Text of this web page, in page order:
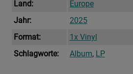
Land:
Europe
Jahr:
2025
Format:
1x Vinyl
Schlagworte:
Album, LP